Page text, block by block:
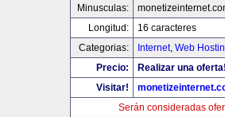
Minusculas:
Longitud:
16 caracteres
Categorias:
Internet, Web
Precio:
Realizar una
Visitar!
Serán consideradas